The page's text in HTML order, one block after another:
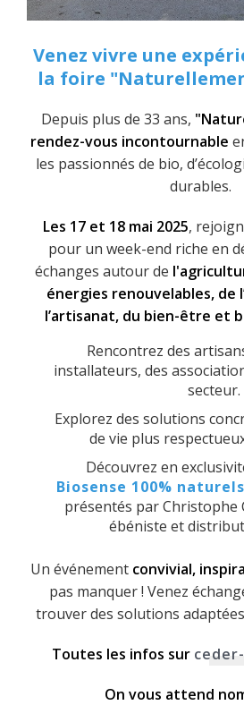
Venez vivre une
la foire
Depuis plus de 33 ans,
rendez-vous incontournable
les passionnés de bio,
durables.
Les 17 et 18 mai 2025,
pour un week-end riche en
échanges autour de
énergies renouvelables, de
l’artisanat, du bien-être et
Rencontrez des
installateurs, des
secteur.
Explorez des solutions
de vie plus
Découvrez en
Biosense 100%
présentés par Christophe
ébéniste et
Un événement convivial,
pas manquer ! Venez
trouver des solutions
Toutes les infos sur
On vous attend